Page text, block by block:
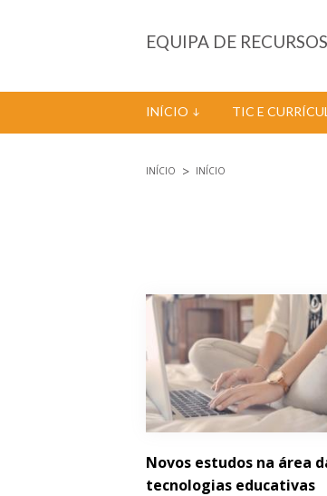
EQUIPA DE
INÍCIO TIC E
INÍCIO INÍCIO
Novos estudos na área
tecnologias educativas
Páginas